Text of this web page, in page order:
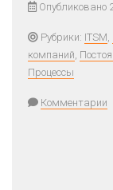
Опубликовано
Рубрики: ITSM,
компаний,
Процессы
Комментарии